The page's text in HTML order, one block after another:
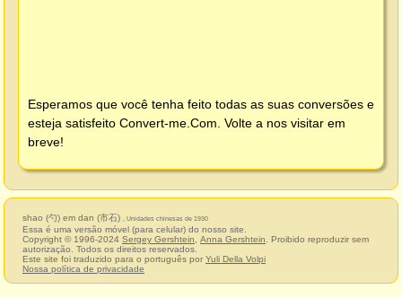
Esperamos que você tenha feito todas as suas conversões e
esteja satisfeito Convert-me.Com . Volte a nos visitar em
breve!
shao (勺) em dan (市石) , Unidades chinesas de 1930
Essa é uma versão móvel (para celular) do nosso site.
Copyright © 1996-2024 Sergey Gershtein Anna Gershtein . Proibido reproduzir sem
autorização. Todos os direitos reservados.
Este site foi traduzido para o português por Yuli Della Volpi
Nossa política de privacidade